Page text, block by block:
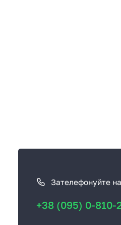
Зателефонуйте
+38 (095) 0-810-